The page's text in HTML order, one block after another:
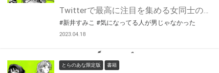
Twitterで最高に注目を集める女同士の「愛情」を巡る物語、待望の書籍化。 みつきの過去をめぐる、描き下ろしストーリーを収録。 SNSで話題沸騰！！新井すみこ先生『気になってる人が男じゃなかった』がついに待望の書籍となって4月19日発売！ 新刊の発売を記念して、とらのあなでは新井すみこ先生の直筆サイン入りグッズの抽選プレゼントフェアを開催いたします♡ この貴重な機会、皆様ぜひ奮ってご応募くださいませ☆
#新井すみこ #気になってる人が男じゃなかった
2023.04.18
とらのあな限定版 書籍